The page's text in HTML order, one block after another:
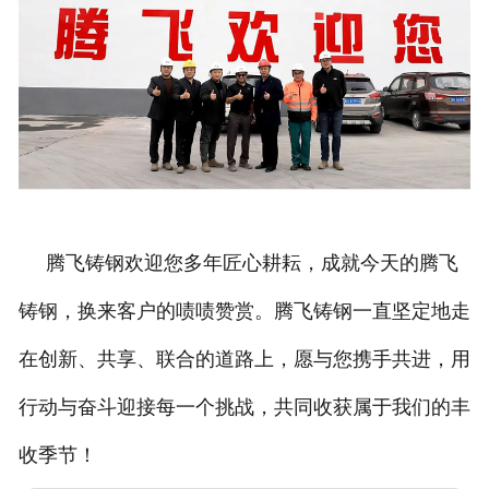
腾飞铸钢欢迎您多年匠心耕耘，成就今天的腾飞
铸钢，换来客户的啧啧赞赏。腾飞铸钢一直坚定地走
在创新、共享、联合的道路上，愿与您携手共进，用
行动与奋斗迎接每一个挑战，共同收获属于我们的丰
收季节！